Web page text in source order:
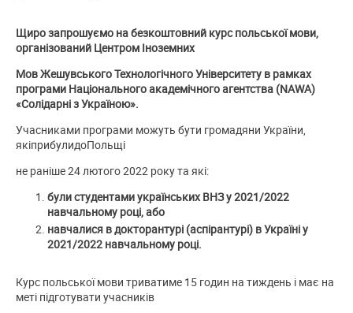
Щиро запрошуємо на безкоштовний курс польської мови,
організований Центром Iноземних
Mов Жешувського Технологічного Університету в рамках
програми Національного академічного агентства (NAWA)
«Солідарні з Україною».
Учасниками програми можуть бути громадяни України,
якіприбулидоПольщі
не раніше 24 лютого 2022 року та які:
були студентами українських ВНЗ у 2021/2022
навчальному році, або
навчалися в докторантурі (аспірантурі) в Україні у
2021/2022 навчальному році.
Курс польської мови триватиме 15 годин на тиждень і має на
меті підготувати учасників